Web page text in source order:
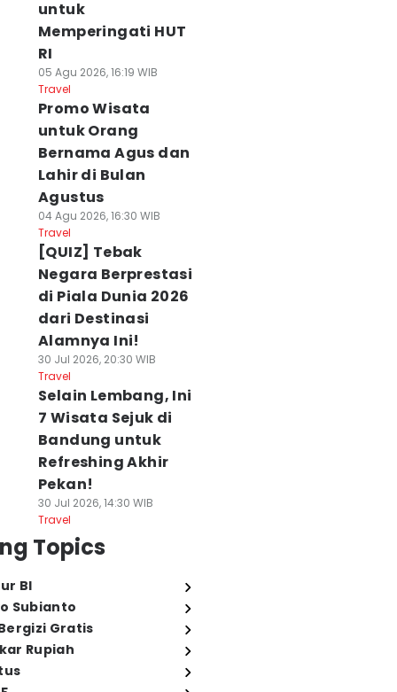
untuk
Memperingati HUT
RI
05 Agu 2026, 16:19 WIB
Travel
Promo Wisata
untuk Orang
Bernama Agus dan
Lahir di Bulan
Agustus
04 Agu 2026, 16:30 WIB
Travel
[QUIZ] Tebak
Negara Berprestasi
di Piala Dunia 2026
dari Destinasi
Alamnya Ini!
30 Jul 2026, 20:30 WIB
Travel
Selain Lembang, Ini
7 Wisata Sejuk di
Bandung untuk
Refreshing Akhir
Pekan!
30 Jul 2026, 14:30 WIB
Travel
Topics
BI
Subianto
Gratis
Rupiah